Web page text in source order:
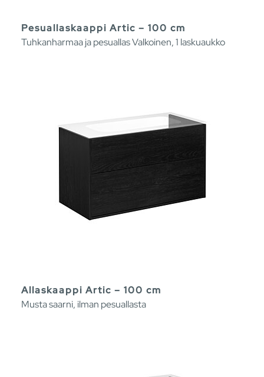
Pesuallaskaappi Artic – 100 cm
Tuhkanharmaa ja pesuallas Valkoinen, 1 laskuaukko
Allaskaappi Artic – 100 cm
Musta saarni, ilman pesuallasta